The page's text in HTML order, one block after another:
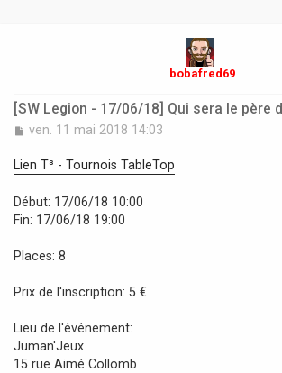
bobafred69
[SW Legion - 17/06/18] Qui sera le père
M
s
s
g
e
ven. 11 mai 2018 14:03
Lien T³ - Tournois TableTop
Début: 17/06/18 10:00
Fin: 17/06/18 19:00
Places: 8
Prix de l'inscription: 5 €
Lieu de l'événement:
Juman'Jeux
15 rue Aimé Collomb